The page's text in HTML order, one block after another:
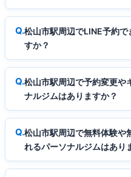
松山市駅周辺でLINE予約
すか？
松山市駅周辺で予約変更や
ナルジムはありますか？
松山市駅周辺で無料体験や
れるパーソナルジムはあり